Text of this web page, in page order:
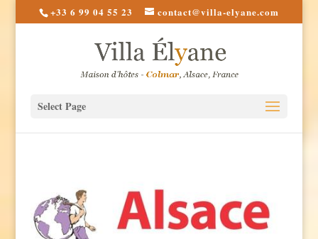
+33 6 99 04 55 23 contact@villa-elyane.com
Select Page